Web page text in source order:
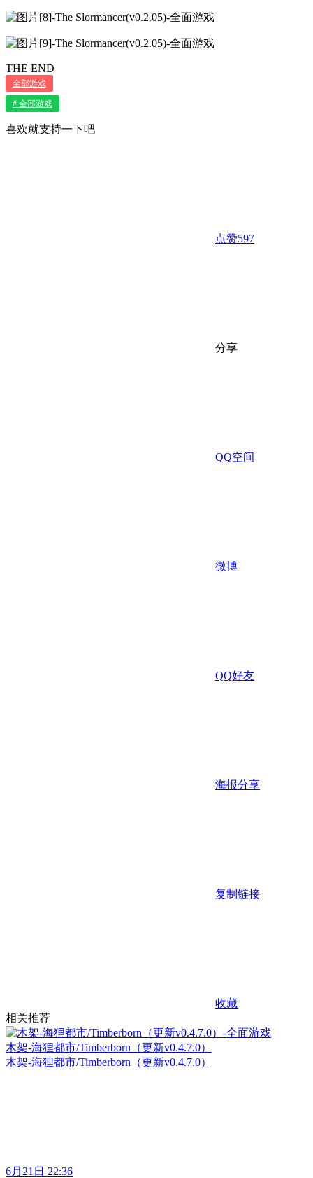
THE END
全部游戏
# 全部游戏
喜欢就支持一下吧
点赞597
分享
QQ空间
微博
QQ好友
海报分享
复制链接
收藏
相关推荐
木架-海狸都市/Timberborn（更新v0.4.7.0）
木架-海狸都市/Timberborn（更新v0.4.7.0）
6月21日 22:36